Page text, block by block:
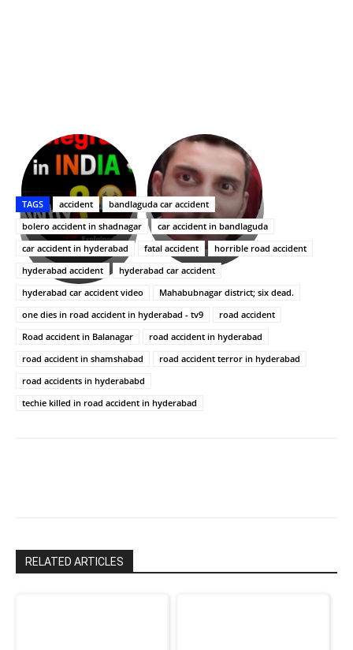
భగవంతుని
ప్రసాదం
తీర్థం..తులసీదళం
లేకుండా
అసంపూర్ణం
కేజీఎఫ్
సినిమాతో
పాన్
ఇండియా
స్టార్
హీరోయిన్‏గా
శెట్టి.
Upasana:
భర్తపై
రివెంజ్
తీర్చుకున్న
ఉపాసన..
పాపం
రామ్
చరణ్
TAGS accident
bandlaguda car accident
bolero accident in shadnagar
car accident in bandlaguda
car accident in hyderabad
fatal accident
horrible road accident
hyderabad accident
hyderabad car accident
hyderabad car accident video
Mahabubnagar district; six dead.
one dies in road accident in hyderabad - tv9
road accident
Road accident in Balanagar
road accident in hyderabad
road accident in shamshabad
road accident terror in hyderabad
road accidents in hyderababd
techie killed in road accident in hyderabad
RELATED ARTICLES